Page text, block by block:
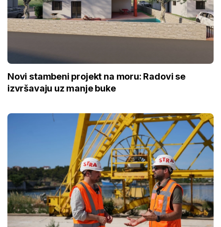
Novi stambeni projekt na moru: Radovi se
izvršavaju uz manje buke